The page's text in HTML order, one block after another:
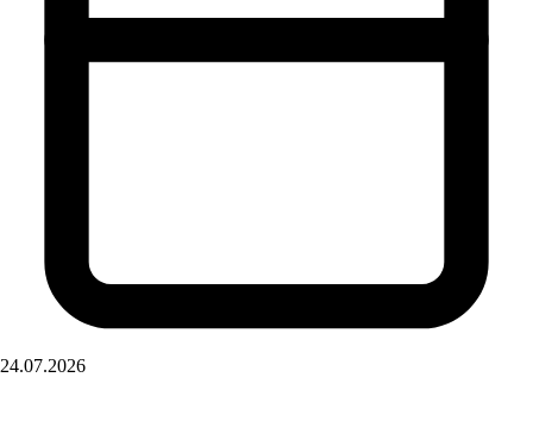
24.07.2026